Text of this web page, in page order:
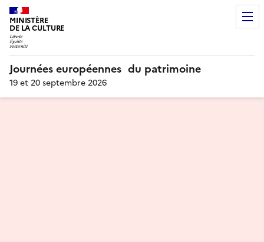
MINISTÈRE
DE LA CULTURE
Journées européennes du patrimoine
19 et 20 septembre 2026